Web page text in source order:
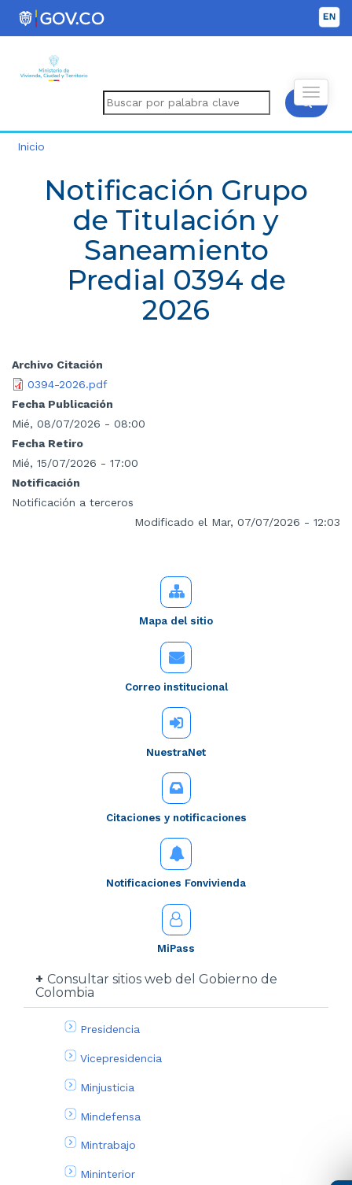
Inicio
Notificación Grupo
de Titulación y
Saneamiento
Predial 0394 de
2026
Archivo Citación
0394-2026.pdf
Fecha Publicación
Mié, 08/07/2026 - 08:00
Fecha Retiro
Mié, 15/07/2026 - 17:00
Notificación
Notificación a terceros
Modificado el Mar, 07/07/2026 - 12:03
Mapa del sitio
Correo institucional
NuestraNet
Citaciones y notificaciones
Notificaciones Fonvivienda
MiPass
Consultar sitios web del Gobierno de
Colombia
Presidencia
Vicepresidencia
Minjusticia
Mindefensa
Mintrabajo
Mininterior